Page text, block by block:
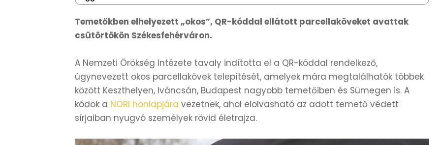
Temetőkben elhelyezett „okos”, QR-kóddal ellátott parcellaköveket avattak
csütörtökön Székesfehérváron.
A Nemzeti Örökség Intézete tavaly indította el a QR-kóddal rendelkező,
úgynevezett okos parcellakövek telepítését, amelyek mára megtalálhatók többek
között Keszthelyen, Iváncsán, Budapest nagyobb temetőiben és Sümegen is. A
kódok a NÖRI honlapjára vezetnek, ahol elolvasható az adott temető védett
sírjaiban nyugvó személyek rövid életrajza.